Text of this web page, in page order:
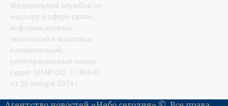
Федеральной службой по
надзору в сфере связи,
информационных
технологий и массовых
коммуникаций,
регистрационный номер
серия ЭЛ № ФС 77-86641
от 26 января 2024 г.